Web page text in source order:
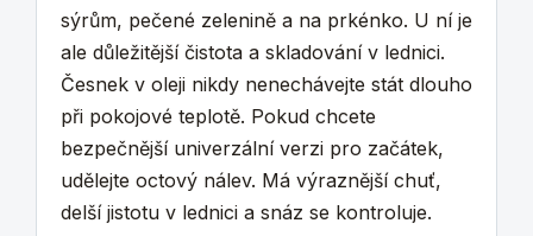
sýrům, pečené zelenině a na prkénko. U ní je
ale důležitější čistota a skladování v lednici.
Česnek v oleji nikdy nenechávejte stát dlouho
při pokojové teplotě. Pokud chcete
bezpečnější univerzální verzi pro začátek,
udělejte octový nálev. Má výraznější chuť,
delší jistotu v lednici a snáz se kontroluje.